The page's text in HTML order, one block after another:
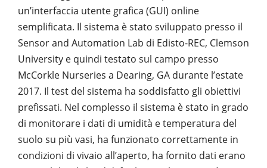
un’interfaccia utente grafica (GUI) online
semplificata. Il sistema è stato sviluppato presso il
Sensor and Automation Lab di Edisto-REC, Clemson
University e quindi testato sul campo presso
McCorkle Nurseries a Dearing, GA durante l’estate
2017. Il test del sistema ha soddisfatto gli obiettivi
prefissati. Nel complesso il sistema è stato in grado
di monitorare i dati di umidità e temperatura del
suolo su più vasi, ha funzionato correttamente in
condizioni di vivaio all’aperto, ha fornito dati erano